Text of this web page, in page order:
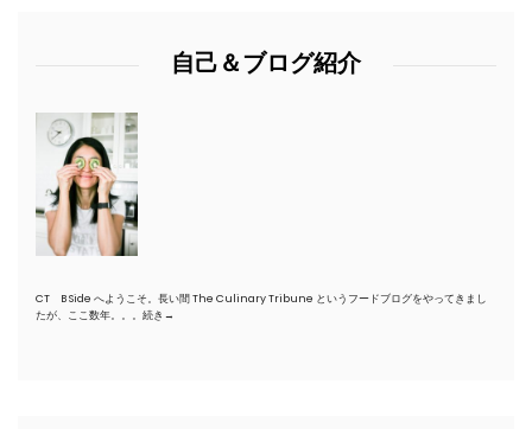
自己＆ブログ紹介
CT B Side へようこそ。長い間 The Culinary Tribune というフードブログをやってきまし
たが、ここ数年。。。 続き→